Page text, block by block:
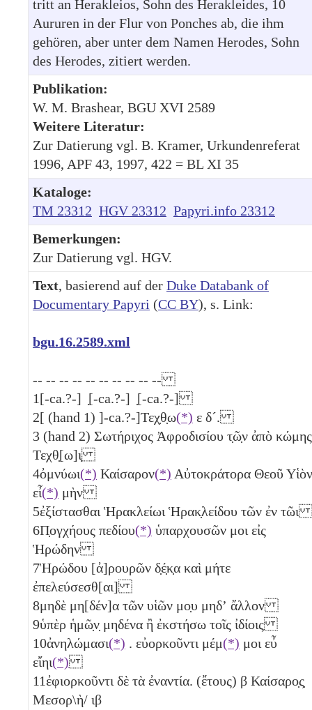
tritt an Herakleios, Sohn des Herakleides, 10
Aururen in der Flur von Ponches ab, die ihm
gehören, aber unter dem Namen Herodes, Sohn
des Herodes, zitiert werden.
Publikation:
W. M. Brashear, BGU XVI 2589
Weitere Literatur:
Zur Datierung vgl. B. Kramer, Urkundenreferat
1996, APF 43, 1997, 422 = BL XI 35
Kataloge:
TM 23312 HGV 23312 Papyri.info 23312
Bemerkungen:
Zur Datierung vgl. HGV.
Text, basierend auf der Duke Databank of
Documentary Papyri (CC BY), s. Link:
bgu.16.2589.xml
-- -- -- -- -- -- -- -- -- --
1[-ca.?-] ̣[-ca.?-] ̣[-ca.?-]
2[ (hand 1) ]-ca.?-]Τεχ̣θ̣ω(*) ε δ´.
3 (hand 2) Σωτήριχος Ἀφροδισίου τ̣ῶ̣ν ἀπὸ κώμης
Τεχθ̣[ω]ι̣
4ὀμνύωι(*) Καίσαρον(*) Αὐτοκράτορα Θεοῦ Υἱὸν
εἶ(*) μὴν
5ἐξίστασθαι Ἡρακλείωι Ἡρακ̣λείδου τῶν ἐν τῶι
6Π̣ογχήους πεδίου(*) ὑπαρχουσῶν μοι εἰς
Ἡρώδην
7Ἡρώδου [ἀ]ρουρῶν δ̣έ̣κ̣α καὶ μήτε
ἐπελεύσεσθ[αι]
8μηδὲ μη[δέν]α τῶν υἱῶν μο̣υ μηδʼ ἄλλον
9ὑπὲρ ἡμῶ̣ν̣ μηδένα ἢ ἐκστήσω τοῖς ἰδίοις
10ἀνηλώμασι(*) . εὐορκοῦντι μέμ(*) μοι εὖ
εἴηι(*)
11ἐφιορκοῦντι δὲ τὰ ἐναντία. (ἔτους) β Καίσαρο̣ς̣
Μεσορ\ὴ/ ιβ